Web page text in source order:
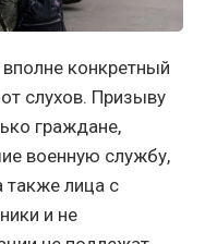
конкретный
слухов. Призыву
граждане,
военную службу,
также лица с
и не